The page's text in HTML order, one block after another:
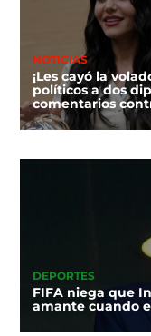
NOTICIAS
¡Les cayó la
políticos a dos
comentarios
DEPORTES
FIFA niega que
amante cuando